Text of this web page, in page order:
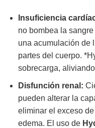
Insuficiencia
no bombea la
una acumulación de
partes del cuerpo.
sobrecarga,
Disfunción renal:
pueden alterar la
eliminar el exceso
edema. El uso de